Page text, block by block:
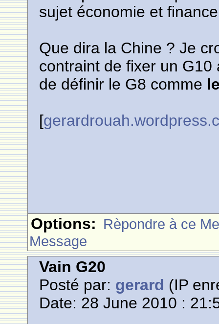
sujet économie et
Que dira la Chine ? Je
contraint de fixer un G10
de définir le G8 comme
[
Options: Rèpondre à ce
Message
Vain G20
Posté par: gerard (IP
Date: 28 June 2010 :